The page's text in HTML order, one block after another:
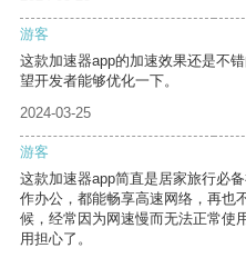
游客
这款加速器app的加速效果还是不
望开发者能够优化一下。
2024-03-25
游客
这款加速器app简直是居家旅行必
作办公，都能畅享高速网络，再也
候，经常因为网速慢而无法正常使
用担心了。